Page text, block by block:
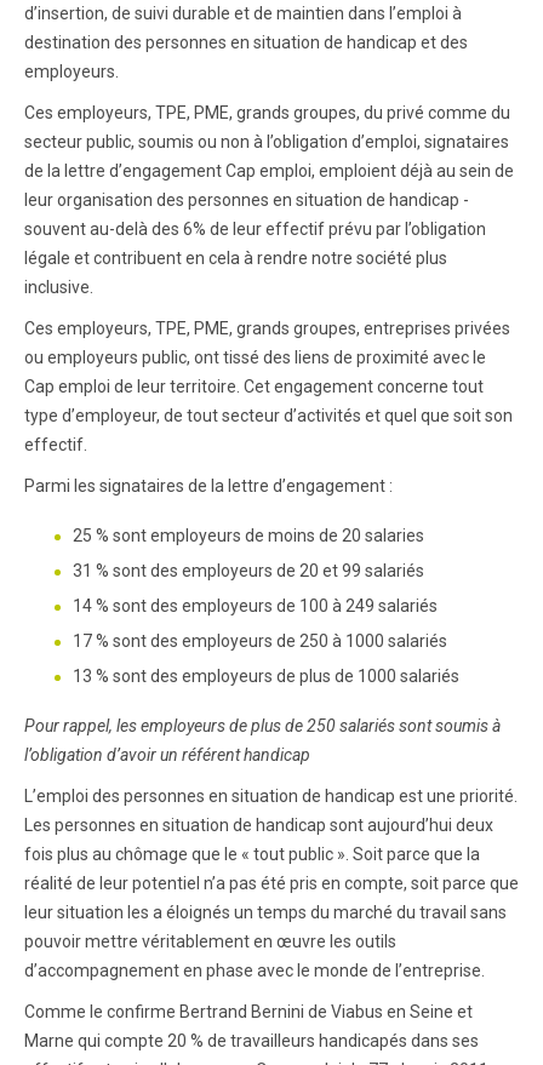
d’insertion, de suivi durable et de maintien dans l’emploi à
destination des personnes en situation de handicap et des
employeurs.
Ces employeurs, TPE, PME, grands groupes, du privé comme du
secteur public, soumis ou non à l’obligation d’emploi, signataires
de la lettre d’engagement Cap emploi, emploient déjà au sein de
leur organisation des personnes en situation de handicap -
souvent au-delà des 6% de leur effectif prévu par l’obligation
légale et contribuent en cela à rendre notre société plus
inclusive.
Ces employeurs, TPE, PME, grands groupes, entreprises privées
ou employeurs public, ont tissé des liens de proximité avec le
Cap emploi de leur territoire. Cet engagement concerne tout
type d’employeur, de tout secteur d’activités et quel que soit son
effectif.
Parmi les signataires de la lettre d’engagement :
25 % sont employeurs de moins de 20 salaries
31 % sont des employeurs de 20 et 99 salariés
14 % sont des employeurs de 100 à 249 salariés
17 % sont des employeurs de 250 à 1000 salariés
13 % sont des employeurs de plus de 1000 salariés
Pour rappel, les employeurs de plus de 250 salariés sont soumis à
l’obligation d’avoir un référent handicap
L’emploi des personnes en situation de handicap est une priorité.
Les personnes en situation de handicap sont aujourd’hui deux
fois plus au chômage que le « tout public ». Soit parce que la
réalité de leur potentiel n’a pas été pris en compte, soit parce que
leur situation les a éloignés un temps du marché du travail sans
pouvoir mettre véritablement en œuvre les outils
d’accompagnement en phase avec le monde de l’entreprise.
Comme le confirme Bertrand Bernini de Viabus en Seine et
Marne qui compte 20 % de travailleurs handicapés dans ses